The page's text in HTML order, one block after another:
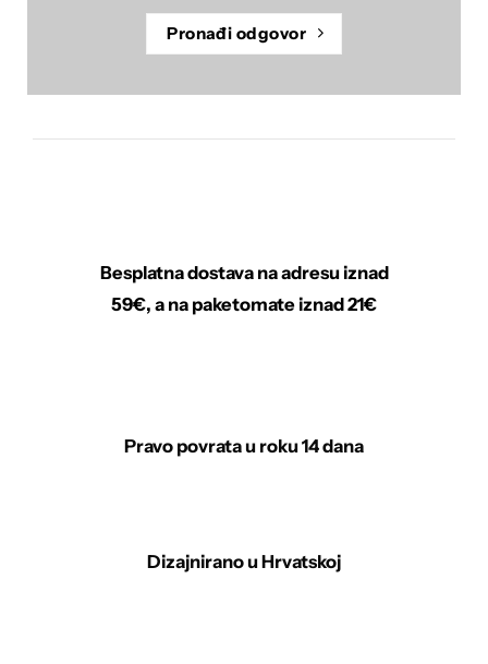
Pronađi odgovor
Besplatna dostava na adresu iznad
59€, a na paketomate iznad 21€
Pravo povrata u roku 14 dana
Dizajnirano u Hrvatskoj